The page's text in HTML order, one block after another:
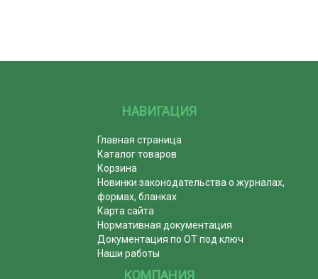
НАВИГАЦИЯ
Главная страница
Каталог товаров
Корзина
Новинки законодательства о журналах,
формах, бланках
Карта сайта
Нормативная документация
Документация по ОТ под ключ
Наши работы
КОМПАНИЯ